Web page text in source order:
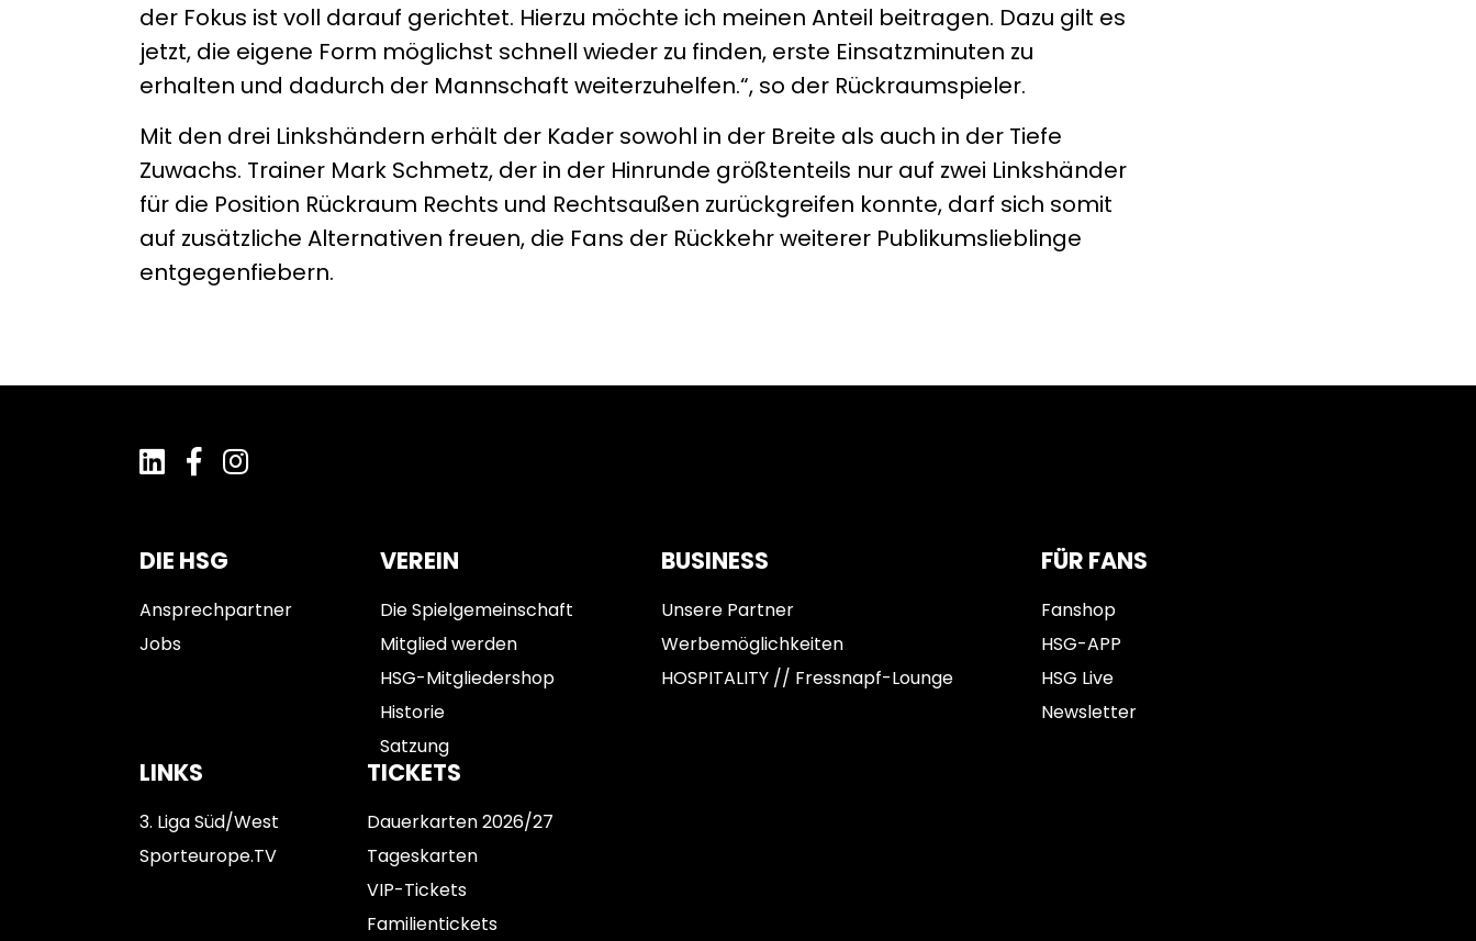
der Fokus ist voll darauf gerichtet. Hierzu möchte ich meinen Anteil beitragen. Dazu gilt es
jetzt, die eigene Form möglichst schnell wieder zu finden, erste Einsatzminuten zu
erhalten und dadurch der Mannschaft weiterzuhelfen.“, so der Rückraumspieler.
Mit den drei Linkshändern erhält der Kader sowohl in der Breite als auch in der Tiefe
Zuwachs. Trainer Mark Schmetz, der in der Hinrunde größtenteils nur auf zwei Linkshänder
für die Position Rückraum Rechts und Rechtsaußen zurückgreifen konnte, darf sich somit
auf zusätzliche Alternativen freuen, die Fans der Rückkehr weiterer Publikumslieblinge
entgegenfiebern.
DIE HSG
Ansprechpartner
Jobs
VEREIN
Die Spielgemeinschaft
Mitglied werden
HSG-Mitgliedershop
Historie
Satzung
BUSINESS
Unsere Partner
Werbemöglichkeiten
HOSPITALITY // Fressnapf-Lounge
FÜR FANS
Fanshop
HSG-APP
HSG Live
Newsletter
LINKS
3. Liga Süd/West
Sporteurope.TV
TICKETS
Dauerkarten 2026/27
Tageskarten
VIP-Tickets
Familientickets